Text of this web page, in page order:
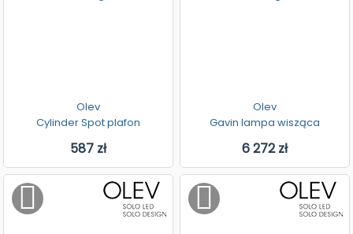
Olev
Cylinder Spot plafon
587 zł
Olev
Gavin lampa wisząca
6 272 zł